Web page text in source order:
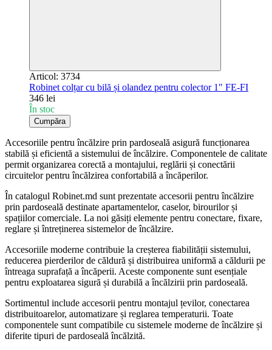
Articol: 3734
Robinet colțar cu bilă și olandez pentru colector 1" FE-FI
346 lei
În stoc
Cumpăra
Accesoriile pentru încălzire prin pardoseală asigură funcționarea
stabilă și eficientă a sistemului de încălzire. Componentele de calitate
permit organizarea corectă a montajului, reglării și conectării
circuitelor pentru încălzirea confortabilă a încăperilor.
În catalogul Robinet.md sunt prezentate accesorii pentru încălzire
prin pardoseală destinate apartamentelor, caselor, birourilor și
spațiilor comerciale. La noi găsiți elemente pentru conectare, fixare,
reglare și întreținerea sistemelor de încălzire.
Accesoriile moderne contribuie la creșterea fiabilității sistemului,
reducerea pierderilor de căldură și distribuirea uniformă a căldurii pe
întreaga suprafață a încăperii. Aceste componente sunt esențiale
pentru exploatarea sigură și durabilă a încălzirii prin pardoseală.
Sortimentul include accesorii pentru montajul țevilor, conectarea
distribuitoarelor, automatizare și reglarea temperaturii. Toate
componentele sunt compatibile cu sistemele moderne de încălzire și
diferite tipuri de pardoseală încălzită.